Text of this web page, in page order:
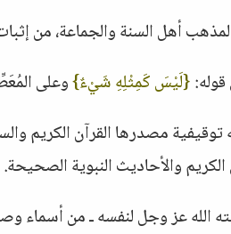
أهل السنة والجماعة، من
{لَيْسَ كَمِثْلِهِ شَيْءٌ}وعلى
مصدرها القرآن الكريم
والأحاديث النبوية الصحيحة.
الله عز وجل لنفسه ـ من أسماء